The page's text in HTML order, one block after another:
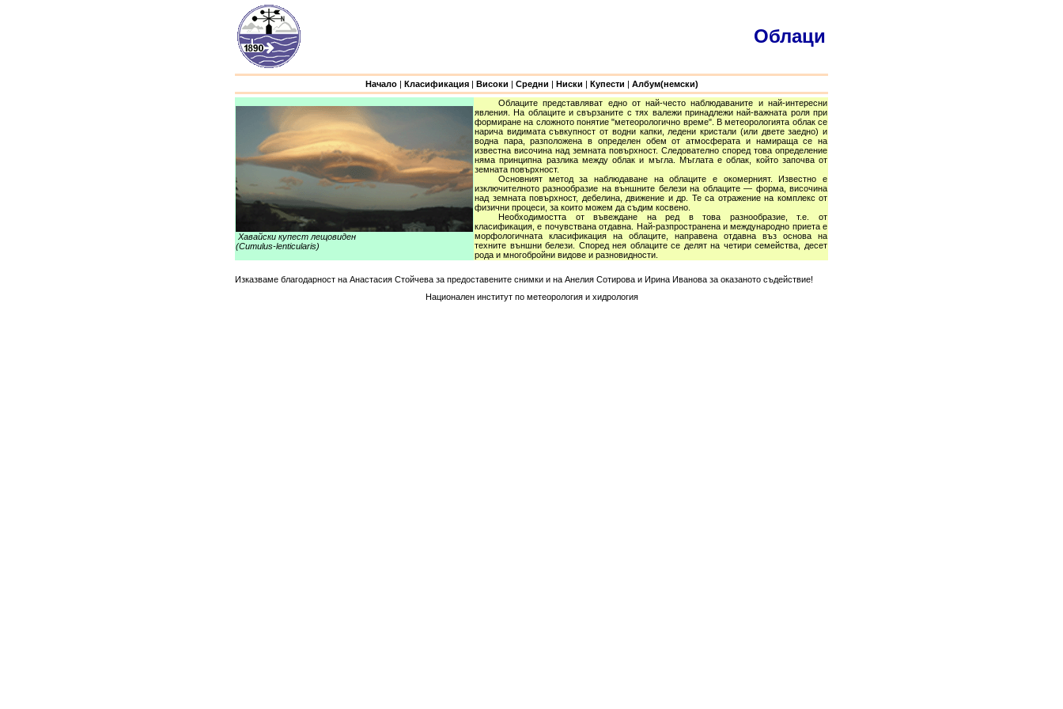
Облаци
Начало| Класификация| Високи | Средни | Ниски | Купести | Албум(немски)
Хавайски купест лещовиден
(Cumulus-lenticularis)
Облаците представляват едно от най-често наблюдаваните и най-интересни
явления. На облаците и свързаните с тях валежи принадлежи най-важната роля при
формиране на сложното понятие "метеорологично време". В метеорологията облак се
нарича видимата съвкупност от водни капки, ледени кристали (или двете заедно) и
водна пара, разположена в определен обем от атмосферата и намираща се на
известна височина над земната повърхност. Следователно според това определение
няма принципна разлика между облак и мъгла. Мъглата е облак, който започва от
земната повърхност.
Основният метод за наблюдаване на облаците е окомерният. Известно е
изключителното разнообразие на външните белези на облаците — форма, височина
над земната повърхност, дебелина, движение и др. Те са отражение на комплекс от
физични процеси, за които можем да съдим косвено.
Необходимостта от въвеждане на ред в това разнообразие, т.е. от
класификация, е почувствана отдавна. Най-разпространена и международно приета е
морфологичната класификация на облаците, направена отдавна въз основа на
техните външни белези. Според нея облаците се делят на четири семейства, десет
рода и многобройни видове и разновидности.
Изказваме благодарност на Анастасия Стойчева за предоставените снимки и на Анелия Сотирова и Ирина Иванова за оказаното съдействие!
Национален институт по метеорология и хидрология